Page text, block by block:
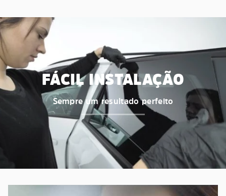
FÁCIL INSTALAÇÃO
Sempre um resultado perfeito